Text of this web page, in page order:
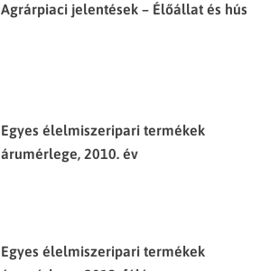
Agrárpiaci jelentések – Élőállat és hús
Egyes élelmiszeripari termékek
árumérlege, 2010. év
Egyes élelmiszeripari termékek